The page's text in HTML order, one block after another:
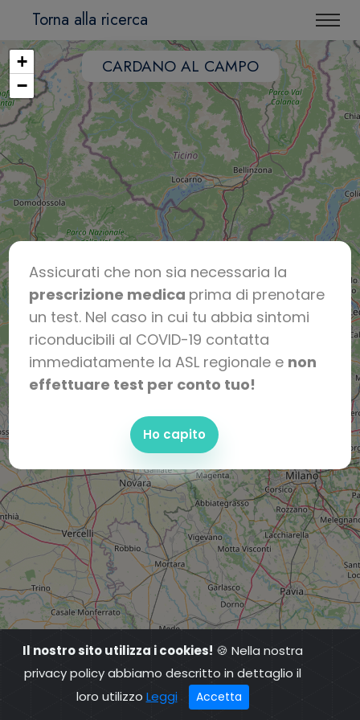
Assicurati che non sia necessaria la
prescrizione medica prima di prenotare
un test. Nel caso in cui tu abbia sintomi
riconducibili al COVID-19 contatta
immediatamente la ASL regionale e non
effettuare test per conto tuo!
Ho capito
Torna alla ricerca
CARDANO AL CAMPO
+
−
Il nostro sito utilizza i cookies! 🍪 Nella nostra
privacy policy abbiamo descritto in dettaglio il
loro utilizzo Leggi Accetta